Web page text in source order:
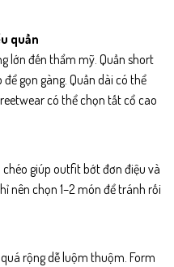
quần
lớn đến thẩm mỹ. Quần short
gọn gàng. Quần dài có thể
có thể chọn tất cổ cao
giúp outfit bớt đơn điệu và
nên chọn 1–2 món để tránh rối
rộng dễ luộm thuộm. Form